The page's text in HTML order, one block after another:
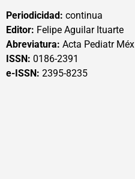
Periodicidad: continua
Editor: Felipe Aguilar Ituarte
Abreviatura: Acta Pediatr Méx
ISSN: 0186-2391
e-ISSN: 2395-8235